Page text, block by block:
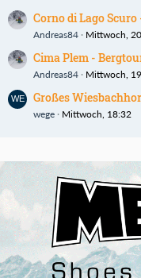
Corno di Lago
Andreas84 Mittwoch,
Cima Plem -
Andreas84 Mittwoch,
Großes
wege Mittwoch, 18:32